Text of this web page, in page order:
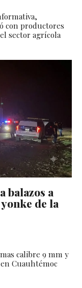
con productores
sector agrícola
balazos a
de la
calibre 9 mm y
Cuauhtémoc